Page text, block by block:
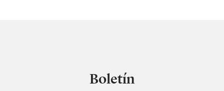
Boletín